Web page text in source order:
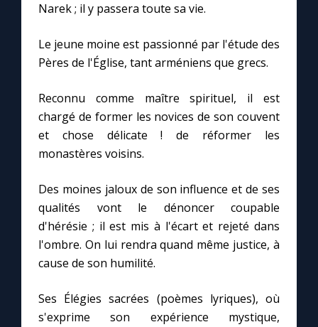
Avec Thérèse de Lisieux
L'Évangile chaque jour
Les premiers samedis du mois
Marie qui défait les nœuds
Mes intentions de prière
Une Minute avec Marie
Une neuvaine
Narek ; il y passera toute sa vie.
Le jeune moine est passionné par l'étude des
Pères de l'Église, tant arméniens que grecs.
Reconnu comme maître spirituel, il est
chargé de former les novices de son couvent
et chose délicate ! de réformer les
monastères voisins.
Des moines jaloux de son influence et de ses
qualités vont le dénoncer coupable
d'hérésie ; il est mis à l'écart et rejeté dans
l'ombre. On lui rendra quand même justice, à
cause de son humilité.
Ses Élégies sacrées (poèmes lyriques), où
s'exprime son expérience mystique,